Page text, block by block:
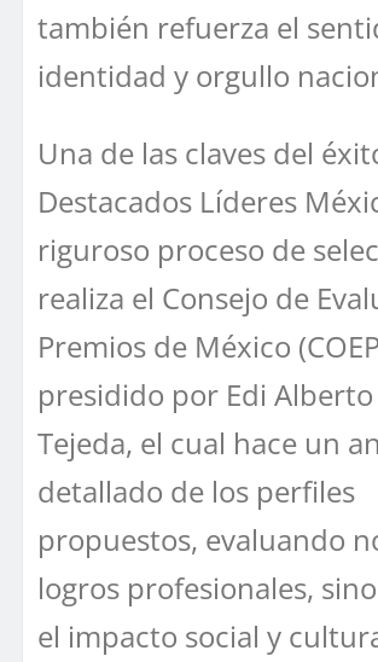
también refuerza el
identidad y orgullo
Una de las claves del
Destacados Líderes
riguroso proceso de
realiza el Consejo de
Premios de México
presidido por Edi
Tejeda, el cual hace un
detallado de los perfiles
propuestos, evaluando
logros profesionales,
el impacto social y